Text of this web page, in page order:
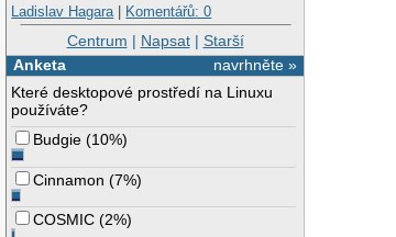
Ladislav Hagara| Komentářů: 0
Centrum | Napsat| Starší
navrhněte »
Anketa
Které desktopové prostředí na Linuxu
používáte?
Budgie (10%)
Cinnamon (7%)
COSMIC (2%)